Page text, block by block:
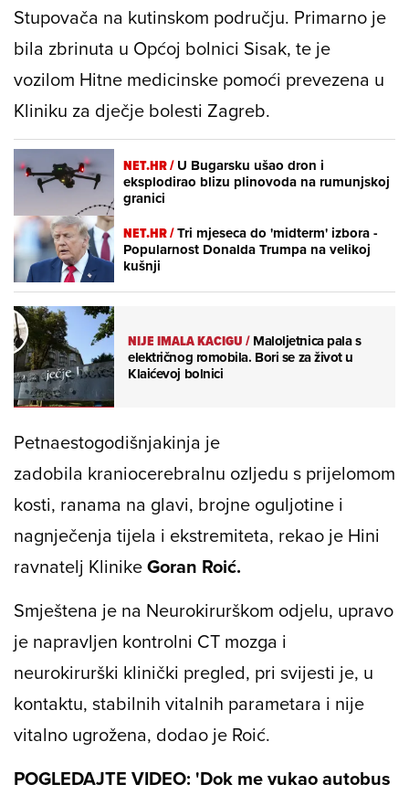
Stupovača na kutinskom području. Primarno je
bila zbrinuta u Općoj bolnici Sisak, te je
vozilom Hitne medicinske pomoći prevezena u
Kliniku za dječje bolesti Zagreb.
NET.HR /U Bugarsku ušao dron i
eksplodirao blizu plinovoda na rumunjskoj
granici
NET.HR /Tri mjeseca do 'midterm' izbora -
Popularnost Donalda Trumpa na velikoj
kušnji
NIJE IMALA KACIGU/Maloljetnica pala s
električnog romobila. Bori se za život u
Klaićevoj bolnici
Petnaestogodišnjakinja je
zadobila kraniocerebralnu ozljedu s prijelomom
kosti, ranama na glavi, brojne oguljotine i
nagnječenja tijela i ekstremiteta, rekao je Hini
ravnatelj KlinikeGoran Roić.
Smještena je na Neurokirurškom odjelu, upravo
je napravljen kontrolni CT mozga i
neurokirurški klinički pregled, pri svijesti je, u
kontaktu, stabilnih vitalnih parametara i nije
vitalno ugrožena, dodao je Roić.
POGLEDAJTE VIDEO: 'Dok me vukao autobus